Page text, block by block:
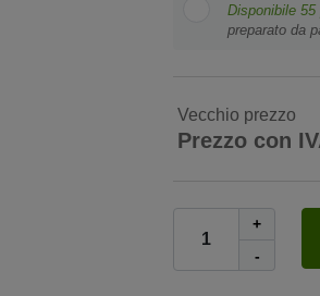
Disponibile 55
preparato da
Vecchio prezzo
Prezzo con
+
-